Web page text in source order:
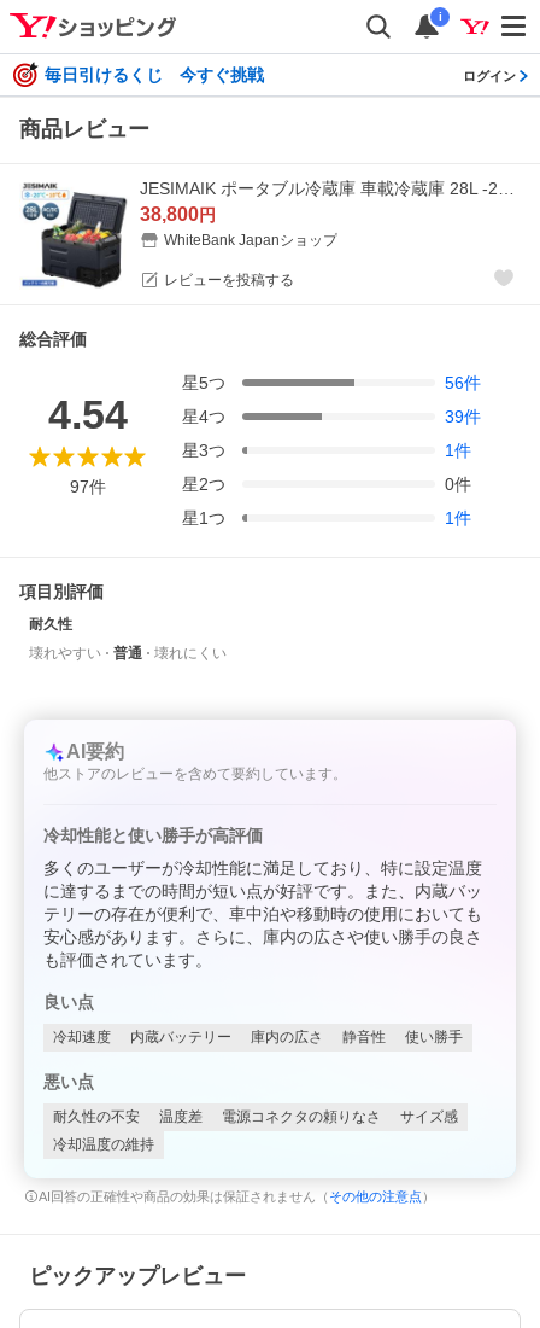
i
毎日引けるくじ 今すぐ挑戦 ログイン
商品レビュー
38,800円
WhiteBank Japanショップ
レビューを投稿する
総合評価
4.54
97件
星5つ 56件
星4つ 39件
星3つ 1件
星2つ 0件
星1つ 1件
項目別評価
耐久性
壊れやすい
普通 壊れにくい
AI要約
他ストアのレビューを含めて要約しています。
冷却性能と使い勝手が高評価
多くのユーザーが冷却性能に満足しており、特に設定温度
に達するまでの時間が短い点が好評です。また、内蔵バッ
テリーの存在が便利で、車中泊や移動時の使用においても
安心感があります。さらに、庫内の広さや使い勝手の良さ
も評価されています。
良い点
冷却速度 内蔵バッテリー 庫内の広さ 静音性 使い勝手
悪い点
耐久性の不安 温度差 電源コネクタの頼りなさ
サイズ感
冷却温度の維持
AI回答の正確性や商品の効果は保証されません（ その他の注意点 ）
ピックアップレビュー